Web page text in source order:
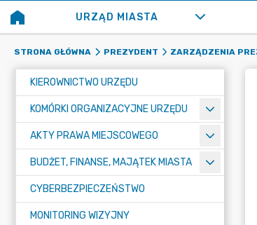
URZĄD MIASTA
STRONA GŁÓWNA PREZYDENT ZARZĄDZENIA
KIEROWNICTWO URZĘDU
KOMÓRKI ORGANIZACYJNE URZĘDU
AKTY PRAWA MIEJSCOWEGO
BUDŻET, FINANSE, MAJĄTEK MIASTA
CYBERBEZPIECZEŃSTWO
MONITORING WIZYJNY